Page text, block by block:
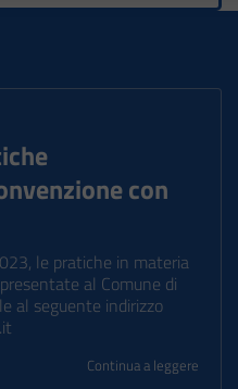
con
le pratiche in materia
al Comune di
al seguente indirizzo
Continua a leggere